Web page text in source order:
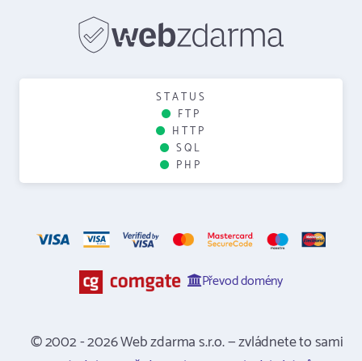
STATUS
FTP
HTTP
SQL
PHP
Převod domény
© 2002 - 2026 Web zdarma s.r.o. — zvládnete to sami